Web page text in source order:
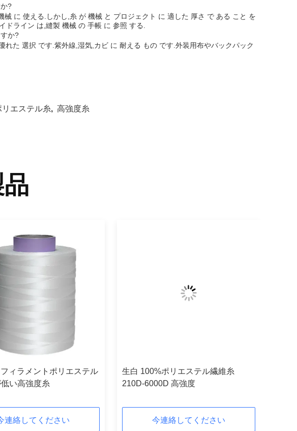
?
に 使える.しかし,糸 が 機械 と プロジェクト に 適した 厚さ で ある こと を
ライン は,縫製 機械 の 手帳 に 参照 する.
か?
た 選択 です.紫外線,湿気,カビ に 耐える もの です.外装用布やバックパック
エステル糸, 高強度糸
ィラメントポリエステル
い高強度糸
連絡してください
生白 100%ポリエステル繊維糸
210D-6000D 高強度
今連絡してください